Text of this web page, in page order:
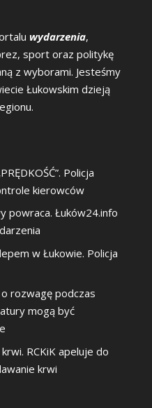
wydarzenia,
sport oraz politykę
z wyborami. Jesteśmy
Łukowskim dzieją
Policja
kierowców
powraca. Łuków24.info
w Łukowie. Policja
rozwagę podczas
mogą być
RCKiK apeluje do
krwi